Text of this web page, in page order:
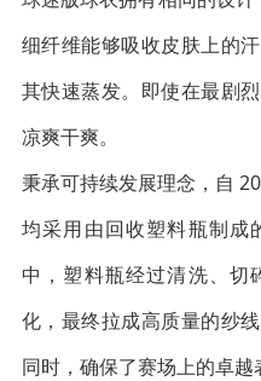
细纤维能够吸收皮肤上的
其快速蒸发。即使在最剧
凉爽干爽。
秉承可持续发展理念，自
均采用由回收塑料瓶制成
中，塑料瓶经过清洗、切
化，最终拉成高质量的纱
同时，确保了赛场上的卓越